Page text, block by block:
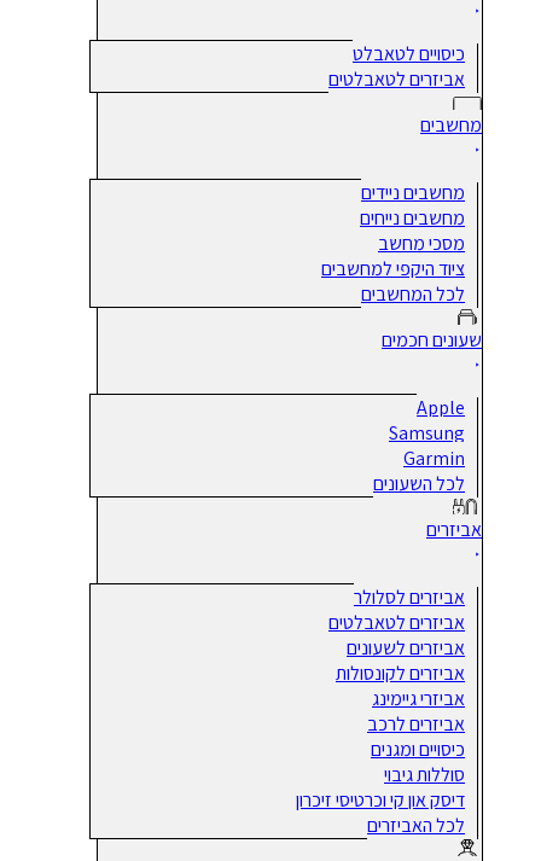
כיסויים לטאבלט
אביזרים לטאבלטים
מחשבים
מחשבים ניידים
מחשבים נייחים
מסכי מחשב
ציוד היקפי למחשבים
לכל המחשבים
שעונים חכמים
Apple
Samsung
Garmin
לכל השעונים
אביזרים
אביזרים לסלולר
אביזרים לטאבלטים
אביזרים לשעונים
אביזרים לקונסולות
אביזרי גיימינג
אביזרים לרכב
כיסויים ומגנים
סוללות גיבוי
דיסק און קי וכרטיסי זיכרון
לכל האביזרים